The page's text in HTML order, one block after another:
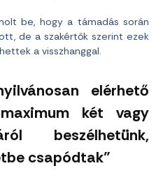
be, hogy a támadás során
de a szakértők szerint ezek
a visszhanggal.
elérhető
két vagy
beszélhetünk,
csapódtak”